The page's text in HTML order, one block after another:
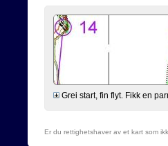
Grei start, fin flyt. Fikk en
Er du rettighetshaver av et kart som